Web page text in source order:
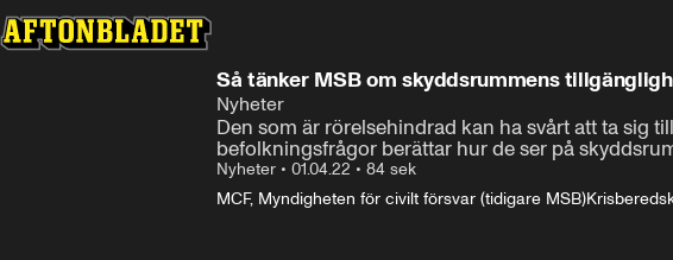
Så tänker MSB om skyddsrummens
Nyheter
Den som är rörelsehindrad kan ha svårt att ta sig
befolkningsfrågor berättar hur de ser på
Nyheter • 01.04.22 • 84 sek
MCF, Myndigheten för civilt försvar (tidigare MSB)